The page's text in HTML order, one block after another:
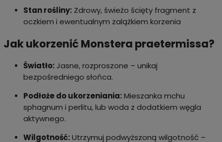
Stan rośliny:Zdrowy, świeżo ścięty fragment z
oczkiem i ewentualnym zalążkiem korzenia
Jak ukorzenić Monstera praetermissa?
Światło:Jasne, rozproszone – unikaj
bezpośredniego słońca.
Podłoże do ukorzeniania:Mieszanka mchu
sphagnum i perlitu, lub woda z dodatkiem węgla
aktywnego.
Wilgotność:Utrzymuj podwyższoną wilgotność –